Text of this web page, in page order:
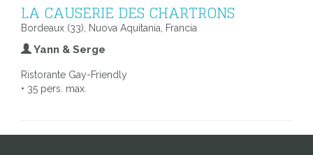
LA CAUSERIE DES CHARTRONS
Bordeaux (33), Nuova Aquitania, Francia
Yann & Serge
Ristorante Gay-Friendly
• 35 pers. max.